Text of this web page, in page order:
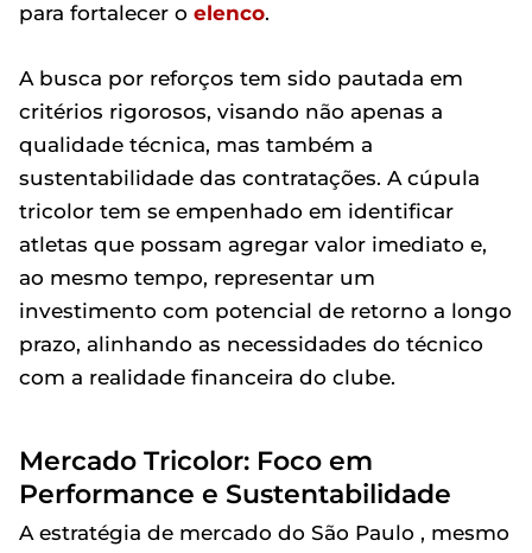
para fortalecer o elenco.
A busca por reforços tem sido pautada em
critérios rigorosos, visando não apenas a
qualidade técnica, mas também a
sustentabilidade das contratações. A cúpula
tricolor tem se empenhado em identificar
atletas que possam agregar valor imediato e,
ao mesmo tempo, representar um
investimento com potencial de retorno a longo
prazo, alinhando as necessidades do técnico
com a realidade financeira do clube.
Mercado Tricolor: Foco em
Performance e Sustentabilidade
A estratégia de mercado do São Paulo , mesmo